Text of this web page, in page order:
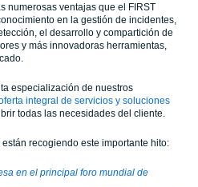
numerosas ventajas que el FIRST
en la gestión de incidentes,
el desarrollo y compartición de
y más innovadoras herramientas,
especialización de nuestros
integral de servicios y soluciones
todas las necesidades del cliente.
están recogiendo este importante hito:
en el principal foro mundial de